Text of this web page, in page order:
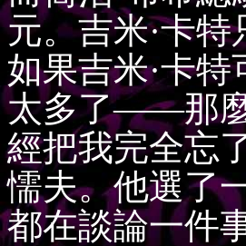
元。吉米·卡
如果吉米·卡
太多了——那麼
經把我完全忘
懦夫。他選了
都在談論一件